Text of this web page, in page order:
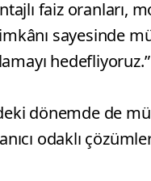
faiz oranları,
sayesinde
hedefliyoruz.”
dönemde de
odaklı